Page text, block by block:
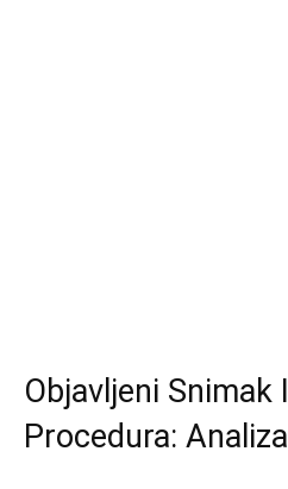
Objavljeni Snimak
Procedura: